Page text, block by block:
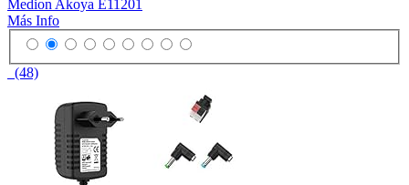
Medion Akoya E11201
Más Info
(48)